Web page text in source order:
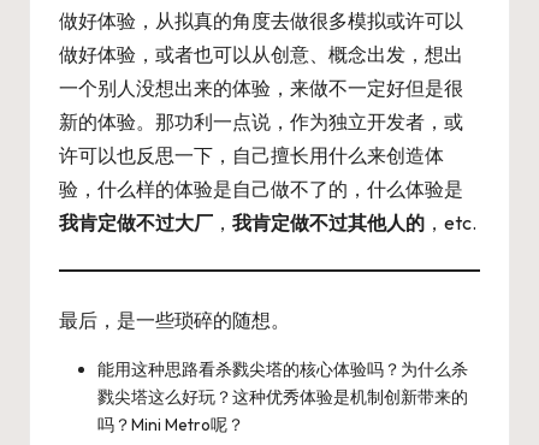
做好体验，从拟真的角度去做很多模拟或许可以
做好体验，或者也可以从创意、概念出发，想出
一个别人没想出来的体验，来做不一定好但是很
新的体验。那功利一点说，作为独立开发者，或
许可以也反思一下，自己擅长用什么来创造体
验，什么样的体验是自己做不了的，什么体验是
我肯定做不过大厂 ， 我肯定做不过其他人的 ，etc.
最后，是一些琐碎的随想。
能用这种思路看杀戮尖塔的核心体验吗？为什么杀
戮尖塔这么好玩？这种优秀体验是机制创新带来的
吗？Mini Metro呢？